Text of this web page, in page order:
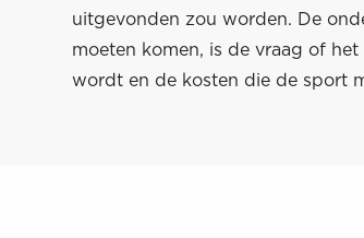
uitgevonden zou worden. De
moeten komen, is de vraag of
wordt en de kosten die de sport